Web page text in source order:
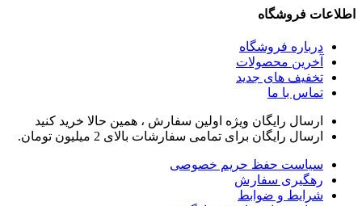
اطلاعات فروشگاه
درباره فروشگاه
آخرین محصولات
تخفیف های جدید
تماس با ما
ارسال رایگان ویژه اولین سفارش ، همین حالا خرید کنید
ارسال رایگان برای تمامی سفارشات بالای 2 میلیون تومان.
سیاست حفظ حریم خصوصی
رهگیری سفارش
شرایط و ضوابط